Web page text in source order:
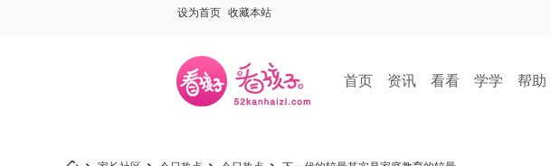
设为首页 收藏本站
首页 资讯 看看 学学 帮助